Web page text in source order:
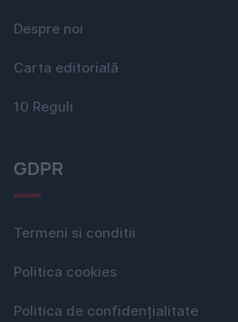
Despre noi
Carta editorială
10 Reguli
GDPR
Termeni si conditii
Politica cookies
Politica de confidențialitate